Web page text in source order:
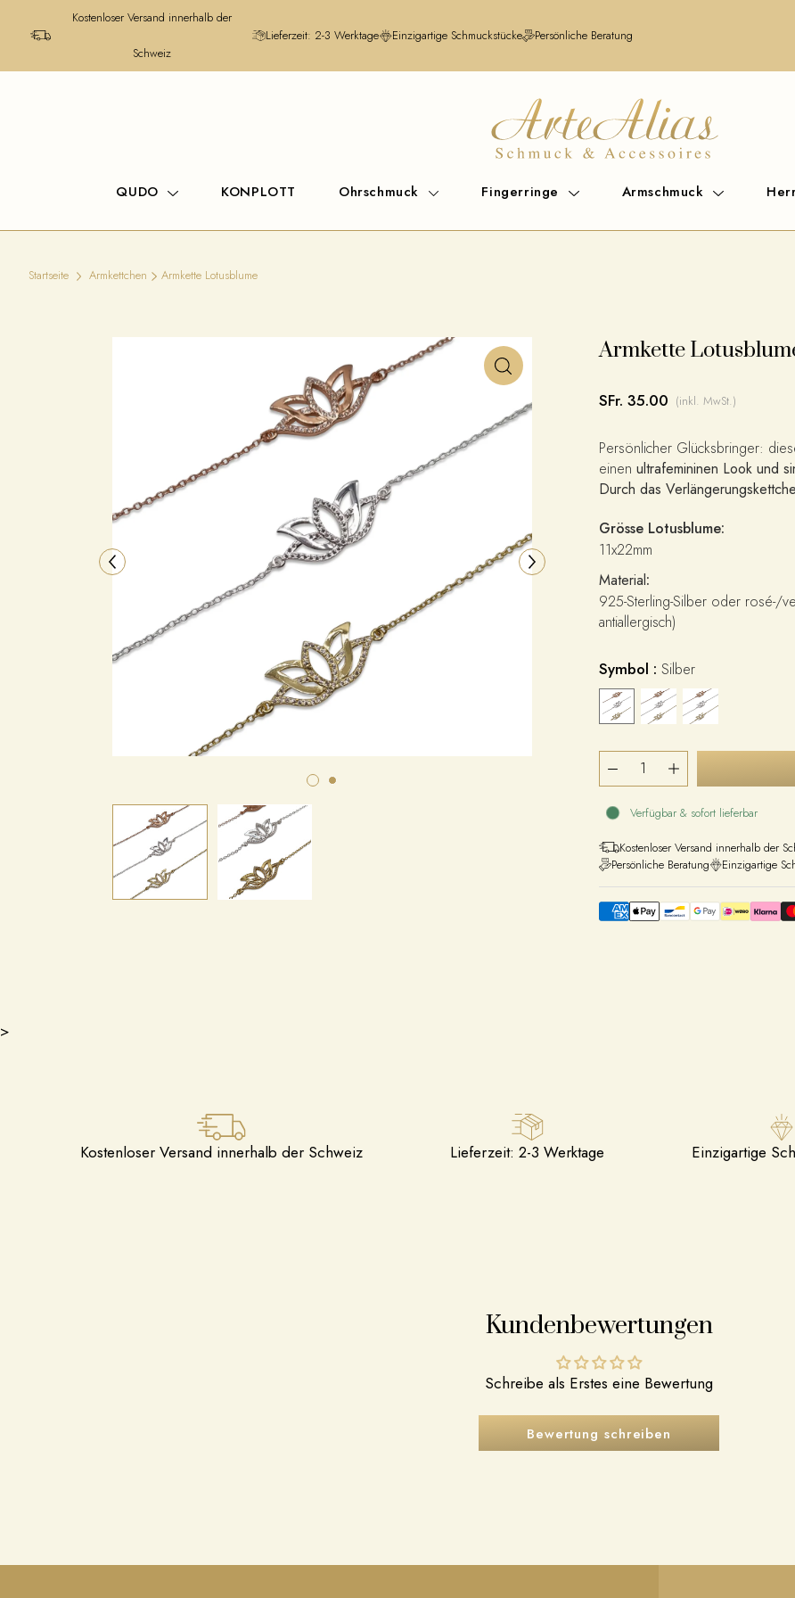
Kostenloser Versand innerhalb der
Schweiz
Lieferzeit: 2-3 Werktage Einzigartige Schmuckstücke Persönliche Beratung
QUDO KONPLOTT Ohrschmuck Fingerringe Armschmuck
Startseite Armkettchen Armkette Lotusblume
Armkette
SFr. 35.00 (inkl. MwSt.)
Persönlicher Glücksbringer:
einen ultrafemininen Look und
Durch das
Grösse Lotusblume:
11x22mm
Material:
925-Sterling-Silber oder rosé-/
antiallergisch)
Symbol : Silber
Verfügbar & sofort lieferbar
Kostenloser Versand innerhalb der
Persönliche Beratung
Einzigartige
>
Kostenloser Versand innerhalb der Schweiz Lieferzeit: 2-3 Werktage Einzigartige
Kundenbewertungen
Schreibe als Erstes eine Bewertung
Bewertung schreiben